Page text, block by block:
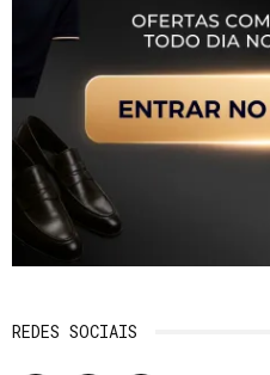
REDES SOCIAIS